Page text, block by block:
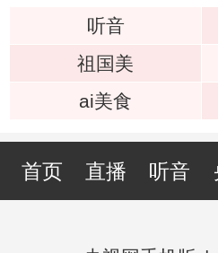
听音
祖国美
ai美食
首页 直播 听音